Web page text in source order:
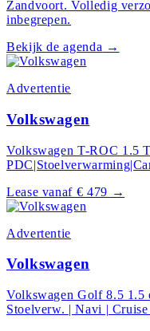
Zandvoort. Volledig
inbegrepen.
Bekijk de agenda →
Advertentie
Volkswagen
Volkswagen T-ROC 1.5
Lease vanaf € 479 →
Advertentie
Volkswagen
Volkswagen Golf 8.5 1.5
Stoelverw. | Navi |